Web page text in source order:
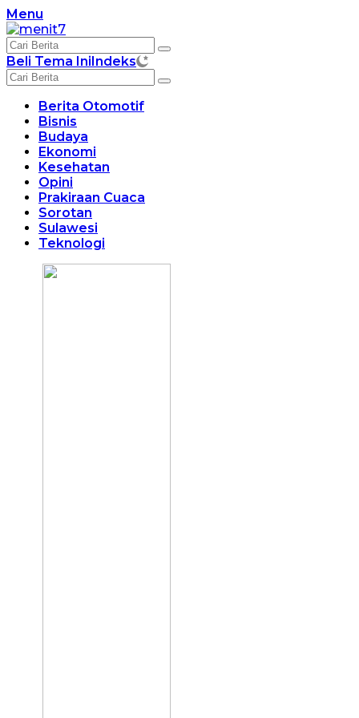
Langsung
ke
konten
Menu
Beli Tema IniIndeks
Berita Otomotif
Bisnis
Budaya
Ekonomi
Kesehatan
Opini
Prakiraan Cuaca
Sorotan
Sulawesi
Teknologi